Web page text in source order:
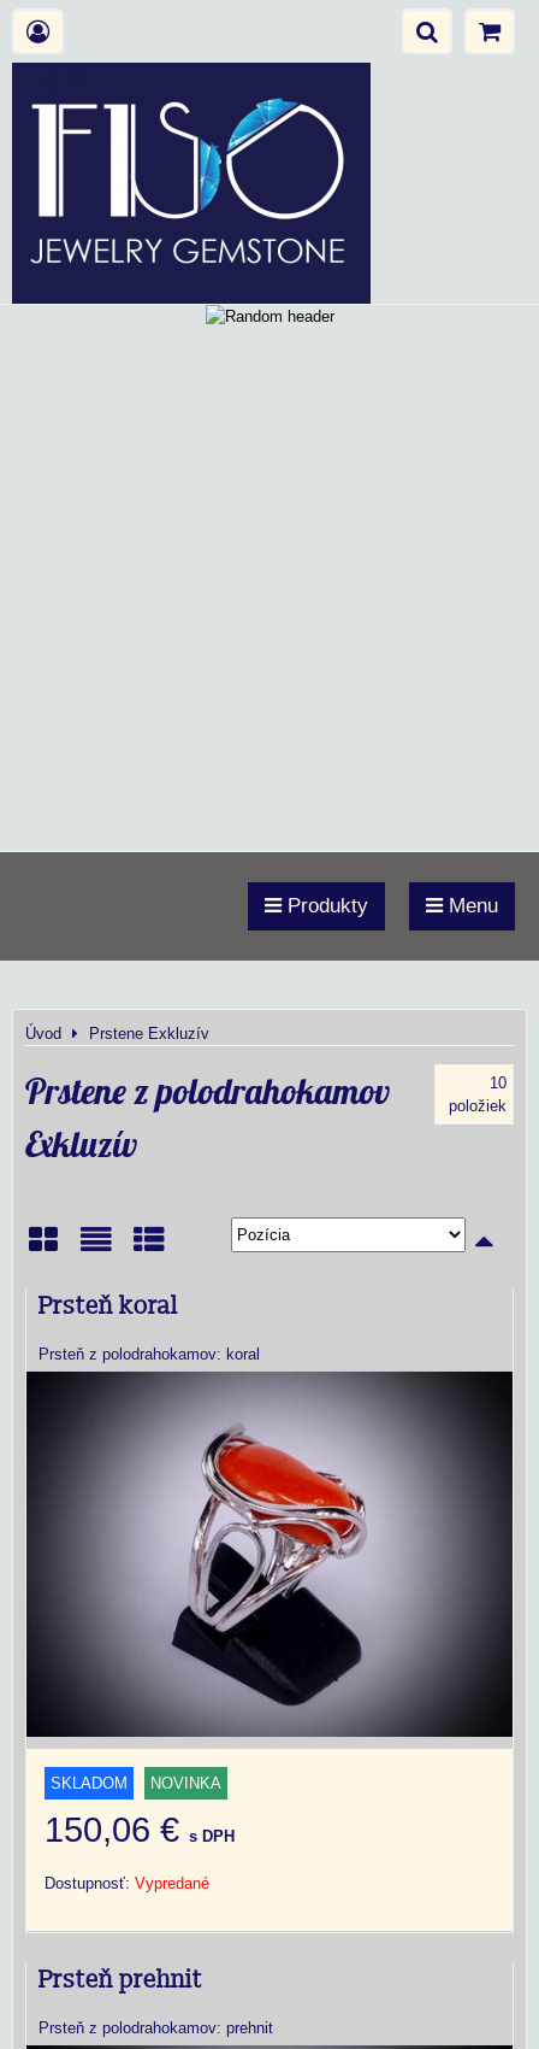
Produkty Menu
Úvod Prstene Exkluzív
Prstene z polodrahokamov
Exkluzív
10
položiek
MriežkaZoznamTabuľka
Prsteň koral
Prsteň z polodrahokamov: koral
SKLADOM NOVINKA
150,06 € s DPH
Dostupnosť: Vypredané
Prsteň prehnit
Prsteň z polodrahokamov: prehnit